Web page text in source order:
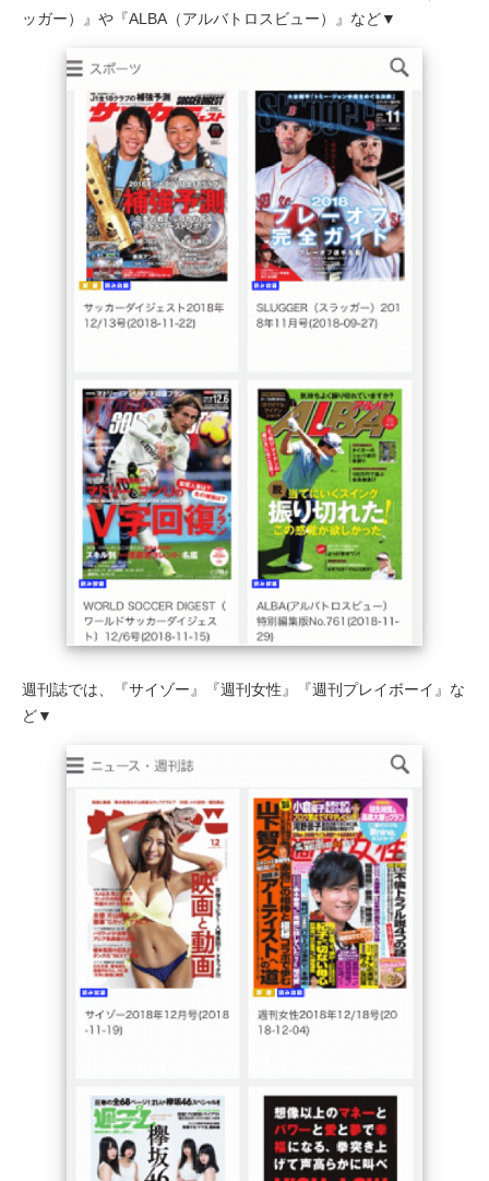
ッガー）』や『ALBA（アルバトロスビュー）』など▼
週刊誌では、『サイゾー』『週刊女性』『週刊プレイボーイ』な
ど▼